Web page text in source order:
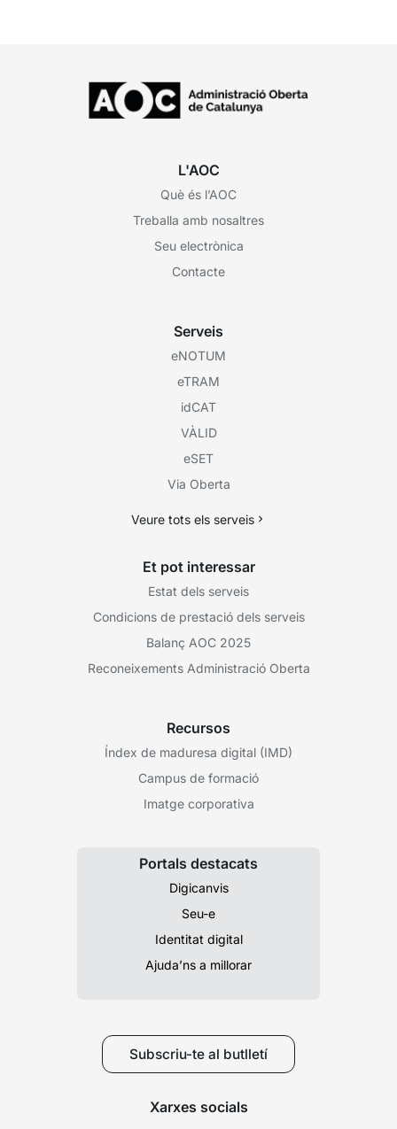
L'AOC
Què és l’AOC
Treballa amb nosaltres
Seu electrònica
Contacte
Serveis
eNOTUM
eTRAM
idCAT
VÀLID
eSET
Via Oberta
Veure tots els serveis
Et pot interessar
Estat dels serveis
Condicions de prestació dels serveis
Balanç AOC 2025
Reconeixements Administració Oberta
Recursos
Índex de maduresa digital (IMD)
Campus de formació
Imatge corporativa
Portals destacats
Digicanvis
Seu-e
Identitat digital
Ajuda’ns a millorar
Subscriu-te al butlletí
Xarxes socials